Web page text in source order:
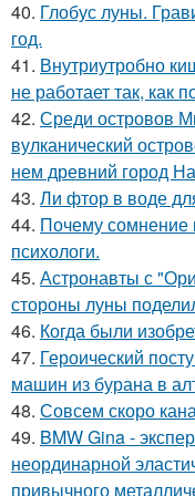
40. Глобус луны.
год.
41. Внутриутробно
не работает так, как
42. Среди островов
вулканический
нем древний город
43. Ли фтор в воде
44. Почему сомнение
психологи.
45. Астронавты с
стороны луны
46. Когда были
47. Героический
машин из бурана в
48. Совсем скоро
49. BMW Gina -
неординарной
привычного